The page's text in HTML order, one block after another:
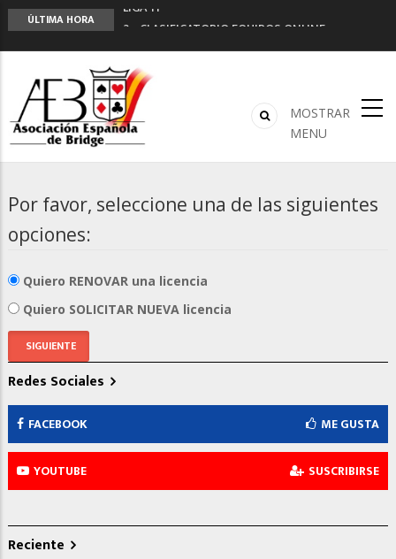
ÚLTIMA HORA
LIGA 11ª
2º CLASIFICATORIO EQUIPOS ONLINE
Curso de Formación y Actualización de
Monitores de Bridge
ANUNCIATE EN NUESTRA REVISTA
NUEVA PROGRAMACIÓN TORNEOS FUNBRIDGE
MOSTRAR
MENU
Por favor, seleccione una de las siguientes
opciones:
Quiero RENOVAR una licencia
Quiero SOLICITAR NUEVA licencia
Redes Sociales
FACEBOOK ME GUSTA
YOUTUBE SUSCRIBIRSE
Reciente